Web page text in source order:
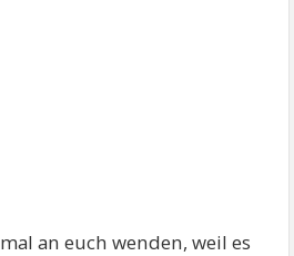
an euch wenden, weil es